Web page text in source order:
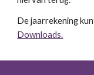
De jaarrekening
Downloads.